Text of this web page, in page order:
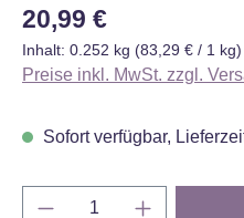
Regulärer Preis:
20,99 €
Inhalt: 0.252 kg (83,29 € / 1 kg)
Preise inkl. MwSt. zzgl.
Sofort verfügbar,
Produkt Anzahl: